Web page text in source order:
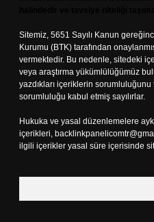
Sitemiz, 5651 Sayılı Kanun
Kurumu (BTK) tarafından
vermektedir. Bu nedenle, sitedeki
veya araştırma yükümlülüğümüz
yazdıkları içeriklerin
sorumluluğu kabul etmiş sayılırlar.
Hukuka ve yasal düzenlemelere
içerikleri,
ilgili içerikler yasal süre içerisinde